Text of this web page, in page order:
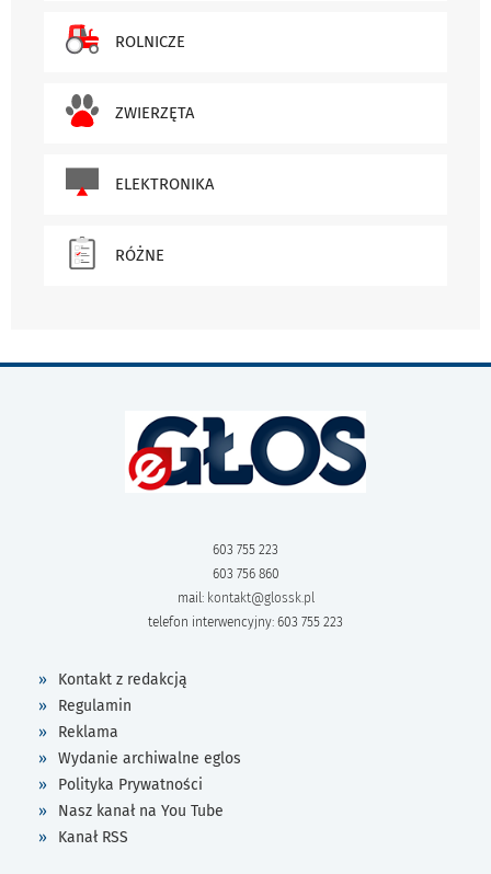
ROLNICZE
ZWIERZĘTA
ELEKTRONIKA
RÓŻNE
603 755 223
603 756 860
mail: kontakt@glossk.pl
telefon interwencyjny: 603 755 223
Kontakt z redakcją
Regulamin
Reklama
Wydanie archiwalne eglos
Polityka Prywatności
Nasz kanał na You Tube
Kanał RSS